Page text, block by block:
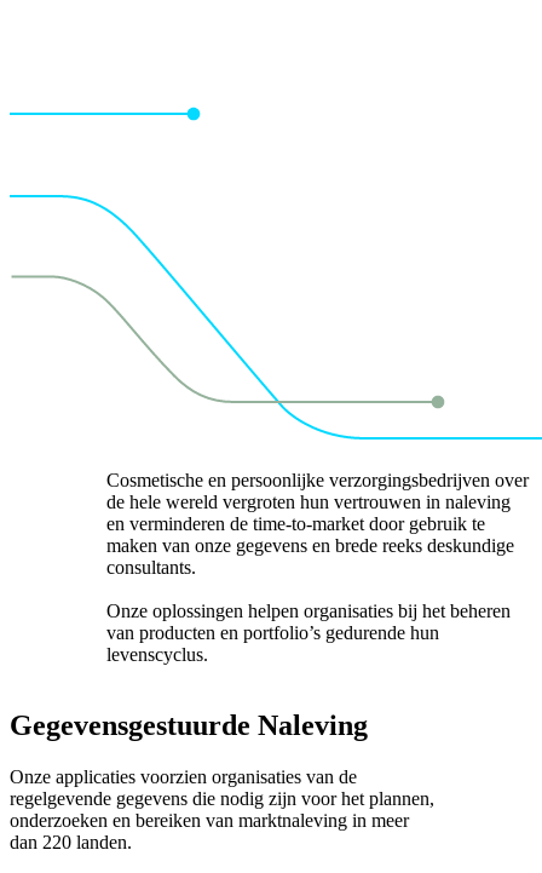
Cosmetische en persoonlijke verzorgingsbedrijven over
de hele wereld vergroten hun vertrouwen in naleving
en verminderen de time-to-market door gebruik te
maken van onze gegevens en brede reeks deskundige
consultants.
Onze oplossingen helpen organisaties bij het beheren
van producten en portfolio’s gedurende hun
levenscyclus.
Gegevensgestuurde Naleving
Onze applicaties voorzien organisaties van de
regelgevende gegevens die nodig zijn voor het plannen,
onderzoeken en bereiken van marktnaleving in meer
dan 220 landen.